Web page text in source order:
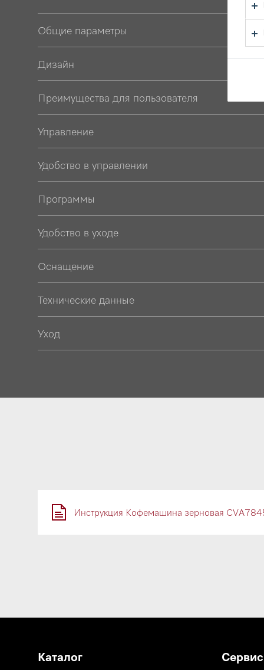
Общие параметры
Дизайн
Преимущества для пользователя
Управление
Удобство в управлении
Программы
Удобство в уходе
Оснащение
Технические данные
Уход
Инструкция Кофемашина зерновая
Каталог Сервис